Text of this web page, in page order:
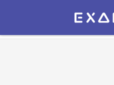
Экзамер — ЕГЭ 2027